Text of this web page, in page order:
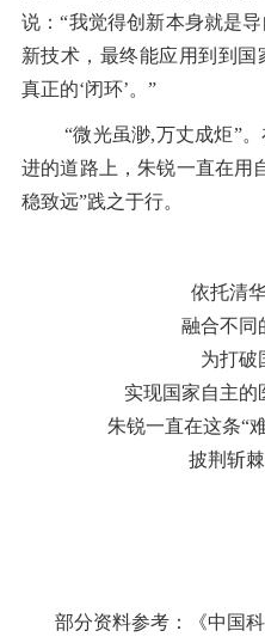
说：“我觉得创新本身就是
新技术，最终能应用到到
真正的‘闭环’。”
“微光虽渺,万丈成炬”
进的道路上，朱锐一直在用
稳致远”践之于行。
依托清
融合不同
为打破
实现国家自主的
朱锐一直在这条“
披荆斩
部分资料参考：《中国